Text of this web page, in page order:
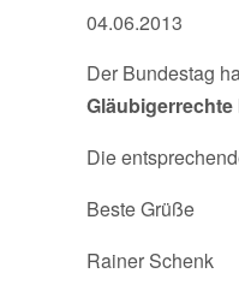
04.06.2013
Der Bundestag
Die
Beste Grüße
Rainer Schenk